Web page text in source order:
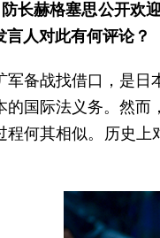
长赫格塞思公开欢
人对此有何评论？
军备战找借口，是
国际法义务。然
何其相似。历史